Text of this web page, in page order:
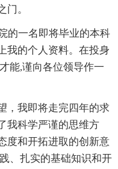
。
的一名即将毕业的本科
我的个人资料。在投身
能,谨向各位领导作一
，我即将走完四年的求
我科学严谨的思维方
度和开拓进取的创新意
、扎实的基础知识和开